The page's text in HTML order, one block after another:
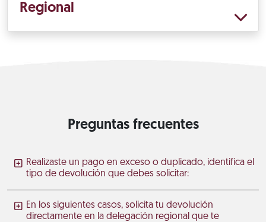
Regional
Preguntas frecuentes
Realizaste un pago en exceso o duplicado, identifica el
tipo de devolución que debes solicitar:
En los siguientes casos, solicita tu devolución
directamente en la delegación regional que te